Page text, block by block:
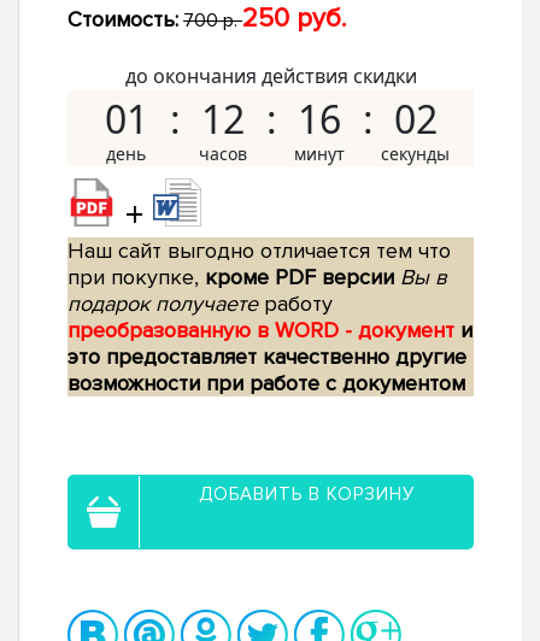
Стоимость: 700 р.250 руб.
до окончания действия скидки
01 12 16 01
+
Наш сайт выгодно отличается тем что
при покупке, кроме PDF версии Вы в
подарок получаетеработу
преобразованную в WORD - документ и
это предоставляет качественно другие
возможности при работе с документом
ДОБАВИТЬ В КОРЗИНУ